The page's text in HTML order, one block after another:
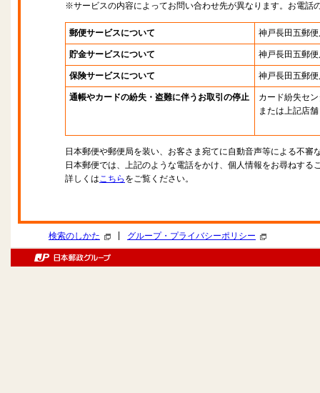
※サービスの内容によってお問い合わせ先が異なります。お電話
郵便サービスについて 神戸長田五郵
貯金サービスについて 神戸長田五郵
保険サービスについて 神戸長田五郵
通帳やカードの紛失・盗難に伴うお取引の停止
カード紛失セ
または上記店舗
日本郵便や郵便局を装い、お客さま宛てに自動音声等による不審
日本郵便では、上記のような電話をかけ、個人情報をお尋ねする
詳しくはこちら をご覧ください。
検索のしかた グループ・プライバシーポリシー